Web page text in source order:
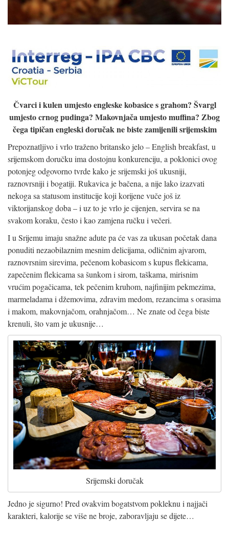
Čvarci i kulen umjesto engleske kobasice s grahom? Švargl
umjesto crnog pudinga? Makovnjača umjesto muffina? Zbog
čega tipičan engleski doručak ne biste zamijenili srijemskim
Prepoznatljivo i vrlo traženo britansko jelo – English breakfast, u
srijemskom doručku ima dostojnu konkurenciju, a poklonici ovog
potonjeg odgovorno tvrde kako je srijemski još ukusniji,
raznovrsniji i bogatiji. Rukavica je bačena, a nije lako izazvati
nekoga sa statusom institucije koji korijene vuče još iz
viktorijanskog doba – i uz to je vrlo je cijenjen, servira se na
svakom koraku, često i kao zamjena ručku i večeri.
I u Srijemu imaju snažne adute pa će vas za ukusan početak dana
ponuditi nezaobilaznim mesnim delicijama, odličnim ajvarom,
raznovrsnim sirevima, pečenom kobasicom s kupus flekicama,
zapečenim flekicama sa šunkom i sirom, taškama, mirisnim
vrućim pogačicama, tek pečenim kruhom, najfinijim pekmezima,
marmeladama i džemovima, zdravim medom, rezancima s orasima
i makom, makovnjačom, orahnjačom… Ne znate od čega biste
krenuli, što vam je ukusnije…
Srijemski doručak
Jedno je sigurno! Pred ovakvim bogatstvom pokleknu i najjači
karakteri, kalorije se više ne broje, zaboravljaju se dijete…